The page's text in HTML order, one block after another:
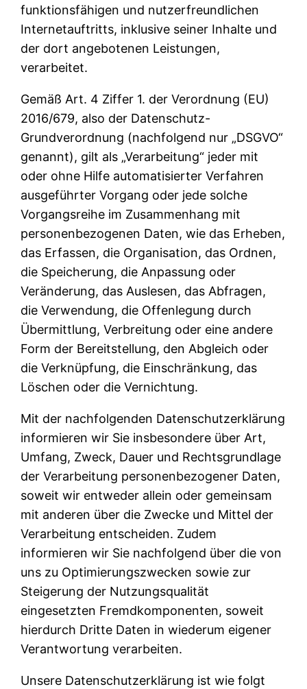
funktionsfähigen und nutzerfreundlichen
Internetauftritts, inklusive seiner Inhalte und
der dort angebotenen Leistungen,
verarbeitet.
Gemäß Art. 4 Ziffer 1. der Verordnung (EU)
2016/679, also der Datenschutz-
Grundverordnung (nachfolgend nur „DSGVO“
genannt), gilt als „Verarbeitung“ jeder mit
oder ohne Hilfe automatisierter Verfahren
ausgeführter Vorgang oder jede solche
Vorgangsreihe im Zusammenhang mit
personenbezogenen Daten, wie das Erheben,
das Erfassen, die Organisation, das Ordnen,
die Speicherung, die Anpassung oder
Veränderung, das Auslesen, das Abfragen,
die Verwendung, die Offenlegung durch
Übermittlung, Verbreitung oder eine andere
Form der Bereitstellung, den Abgleich oder
die Verknüpfung, die Einschränkung, das
Löschen oder die Vernichtung.
Mit der nachfolgenden Datenschutzerklärung
informieren wir Sie insbesondere über Art,
Umfang, Zweck, Dauer und Rechtsgrundlage
der Verarbeitung personenbezogener Daten,
soweit wir entweder allein oder gemeinsam
mit anderen über die Zwecke und Mittel der
Verarbeitung entscheiden. Zudem
informieren wir Sie nachfolgend über die von
uns zu Optimierungszwecken sowie zur
Steigerung der Nutzungsqualität
eingesetzten Fremdkomponenten, soweit
hierdurch Dritte Daten in wiederum eigener
Verantwortung verarbeiten.
Unsere Datenschutzerklärung ist wie folgt